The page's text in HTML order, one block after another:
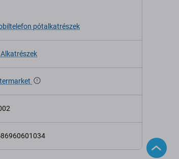
pótalkatrészek
Alkatrészek